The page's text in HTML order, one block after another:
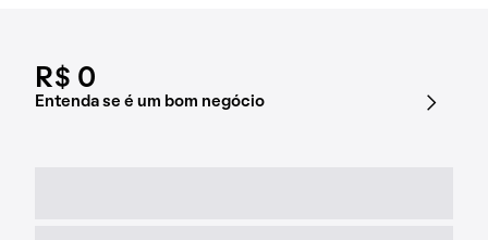
R$ 0
Entenda se é um bom negócio